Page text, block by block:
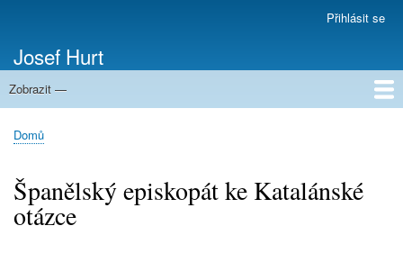
obsahu
uživatelského
účtu
Přihlásit se
Josef Hurt
Zobrazit —
Domů
Drobečková
Domů
Španělský episkopát ke Katalánské
otázce